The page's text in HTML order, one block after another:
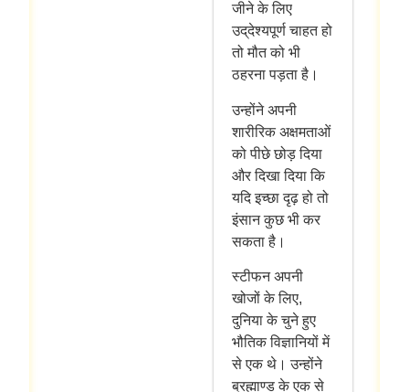
जीने के लिए
उद्‌देश्यपूर्ण चाहत हो
तो मौत को भी
ठहरना पड़ता है।
उन्होंने अपनी
शारीरिक अक्षमताओं
को पीछे छोड़ दिया
और दिखा दिया कि
यदि इच्छा दृढ़ हो तो
इंसान कुछ भी कर
सकता है।
स्टीफन अपनी
खोजों के लिए,
दुनिया के चुने हुए
भौतिक विज्ञानियों में
से एक थे। उन्होंने
ब्रह्माण्ड के एक से